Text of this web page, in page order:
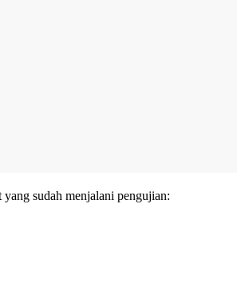
sudah menjalani pengujian: